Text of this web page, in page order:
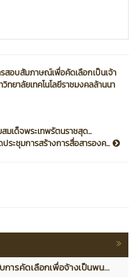
สอบสัมภาษณ์เพื่อคัดเลือกเป็นเจ้า
ยาลัยเทคโนโลยีราชมงคลล้านนา
มเด็จพระเทพรัตนราชสุด...
ระชุมการสร้างการสื่อสารองค...
การคัดเลือกเพื่อจ้างเป็นพน...